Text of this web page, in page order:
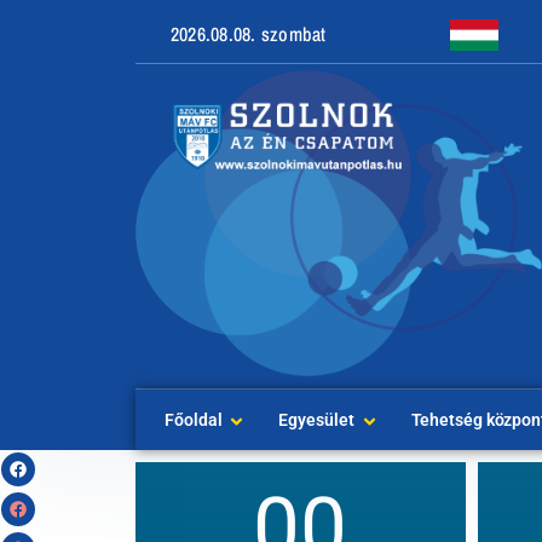
2026.08.08. szombat
Főoldal Egyesület Tehetség